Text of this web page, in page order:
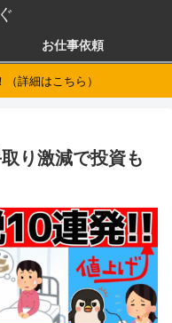
お仕事依頼
詳細はこちら）
り激減で投資も